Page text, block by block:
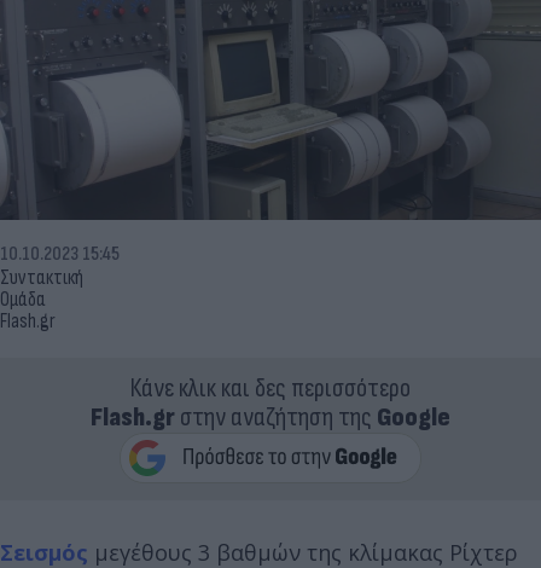
Συντακτική
Ομάδα
Flash.gr
10.10.2023 15:45
Κάνε κλικ και δες περισσότερο
Flash.grστην αναζήτηση της Google
Σεισμός μεγέθους 3 βαθμών της κλίμακας Ρίχτερ